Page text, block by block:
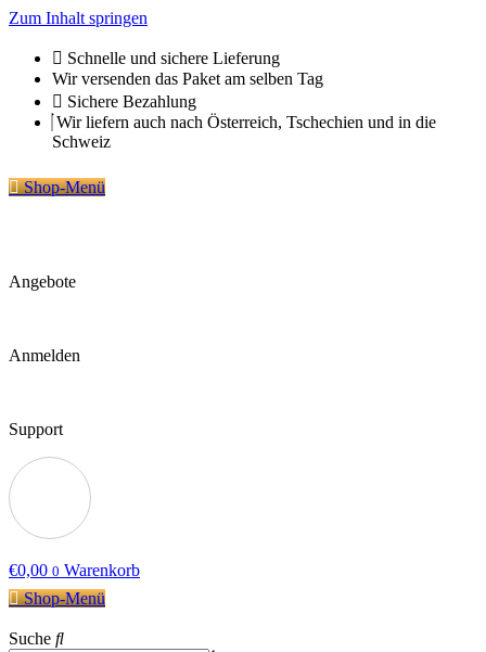
Zum Inhalt springen
Schnelle und sichere Lieferung
Wir versenden das Paket am selben Tag
Sichere Bezahlung
Wir liefern auch nach Österreich, Tschechien und in die
Schweiz
Shop-Menü
Angebote
Anmelden
Support
€0,00 0 Warenkorb
Shop-Menü
Suche